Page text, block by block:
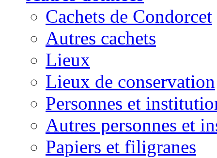
Cachets de Condorcet
Autres cachets
Lieux
Lieux de conservation
Personnes et
Autres personnes et
Papiers et filigranes